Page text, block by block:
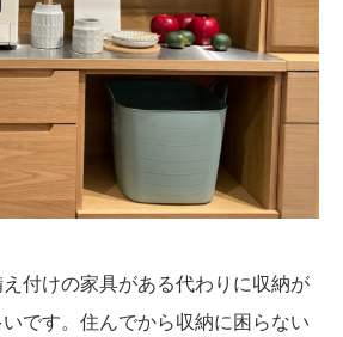
付けの家具がある代わりに収納が
です。住んでから収納に困らない